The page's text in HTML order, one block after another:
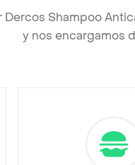
Dercos Shampoo
y nos encargamos